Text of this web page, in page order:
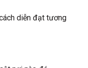
diễn đạt tương